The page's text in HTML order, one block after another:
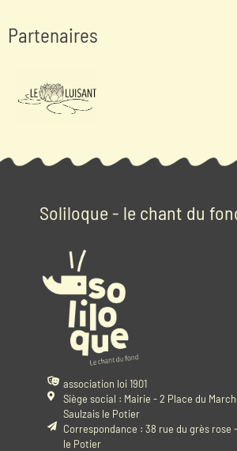
Partenaires
Soliloque - le chant du
association loi 1901
Siège social : Mairie - 2 Place du
Saulzais le Potier
Correspondance : 38 rue du grès rose
le Potier